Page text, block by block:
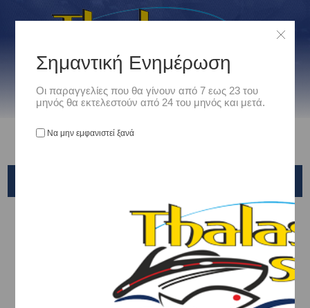
Είδη Camping - Outdoors
CAMPING - ΟΡΕΙΒΑΣΙΑ
ΘΑΛΑΣΣΑ & ΠΑΡΑΛΙΑ
Σημαντική Ενημέρωση
Οι παραγγελίες που θα γίνουν από 7 εως 23 του
μηνός θα εκτελεστούν από 24 του μηνός και μετά.
Να μην εμφανιστεί ξανά